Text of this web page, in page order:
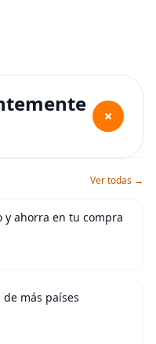
+
Ver todas →
y ahorra en tu compra
más países